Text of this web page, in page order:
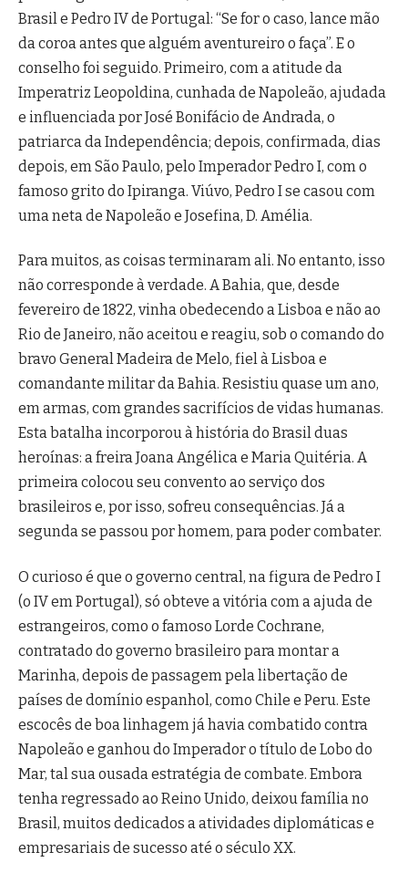
Brasil e Pedro IV de Portugal: “Se for o caso, lance mão
da coroa antes que alguém aventureiro o faça”. E o
conselho foi seguido. Primeiro, com a atitude da
Imperatriz Leopoldina, cunhada de Napoleão, ajudada
e influenciada por José Bonifácio de Andrada, o
patriarca da Independência; depois, confirmada, dias
depois, em São Paulo, pelo Imperador Pedro I, com o
famoso grito do Ipiranga. Viúvo, Pedro I se casou com
uma neta de Napoleão e Josefina, D. Amélia.
Para muitos, as coisas terminaram ali. No entanto, isso
não corresponde à verdade. A Bahia, que, desde
fevereiro de 1822, vinha obedecendo a Lisboa e não ao
Rio de Janeiro, não aceitou e reagiu, sob o comando do
bravo General Madeira de Melo, fiel à Lisboa e
comandante militar da Bahia. Resistiu quase um ano,
em armas, com grandes sacrifícios de vidas humanas.
Esta batalha incorporou à história do Brasil duas
heroínas: a freira Joana Angélica e Maria Quitéria. A
primeira colocou seu convento ao serviço dos
brasileiros e, por isso, sofreu consequências. Já a
segunda se passou por homem, para poder combater.
O curioso é que o governo central, na figura de Pedro I
(o IV em Portugal), só obteve a vitória com a ajuda de
estrangeiros, como o famoso Lorde Cochrane,
contratado do governo brasileiro para montar a
Marinha, depois de passagem pela libertação de
países de domínio espanhol, como Chile e Peru. Este
escocês de boa linhagem já havia combatido contra
Napoleão e ganhou do Imperador o título de Lobo do
Mar, tal sua ousada estratégia de combate. Embora
tenha regressado ao Reino Unido, deixou família no
Brasil, muitos dedicados a atividades diplomáticas e
empresariais de sucesso até o século XX.